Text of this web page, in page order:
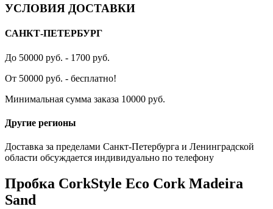
УСЛОВИЯ ДОСТАВКИ
САНКТ-ПЕТЕРБУРГ
До 50000 руб. - 1700 руб.
От 50000 руб. - бесплатно!
Минимальная сумма заказа 10000 руб.
Другие регионы
Доставка за пределами Санкт-Петербурга и Ленинградской
области обсуждается индивидуально по телефону
Пробка CorkStyle Eco Cork Madeira
Sand